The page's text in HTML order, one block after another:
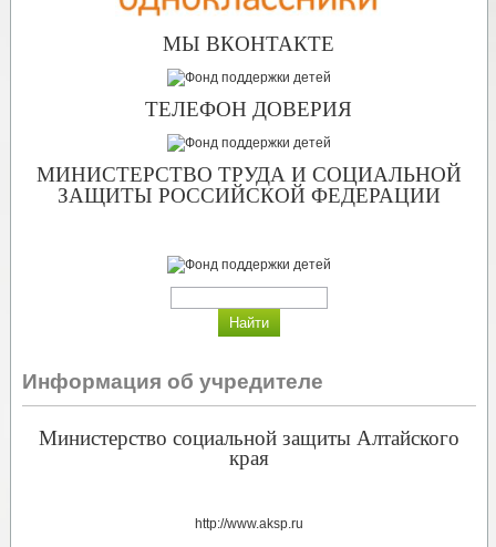
МЫ ВКОНТАКТЕ
ТЕЛЕФОН ДОВЕРИЯ
МИНИСТЕРСТВО ТРУДА И СОЦИАЛЬНОЙ
ЗАЩИТЫ РОССИЙСКОЙ ФЕДЕРАЦИИ
Информация об учредителе
Министерство социальной защиты Алтайского
края
http://www.aksp.ru